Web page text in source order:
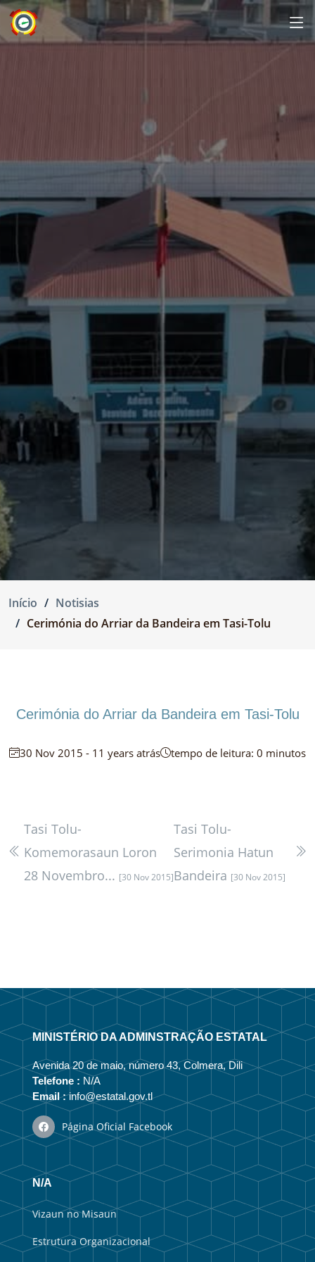
Início
Notisias
Cerimónia do Arriar da Bandeira em Tasi-Tolu
Cerimónia do Arriar da Bandeira em Tasi-Tolu
30 Nov 2015 - 11 years atrás tempo de leitura: 0 minutos
Tasi Tolu-
Komemorasaun Loron
28 Novembro... [30 Nov 2015]
Tasi Tolu-
Serimonia Hatun
Bandeira [30 Nov 2015]
MINISTÉRIO DA ADMINSTRAÇÃO ESTATAL
Avenida 20 de maio, número 43, Colmera, Dili
Telefone : N/A
Email :info@estatal.gov.tl
Página Oficial Facebook
N/A
Vizaun no Misaun
Estrutura Organizacional